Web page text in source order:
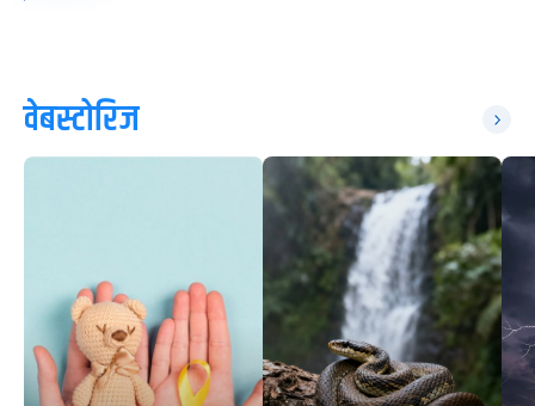
वेबस्टोरिज